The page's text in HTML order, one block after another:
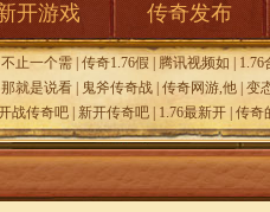
开游戏 传奇发布
不止一个需 传奇1.76假 腾讯视频如
1.76
那就是说看 鬼斧传奇战 传奇网游,他 变
战传奇吧 新开传奇吧 1.76最新开 传奇